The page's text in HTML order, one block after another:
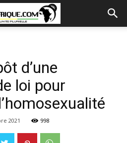
d’une
loi pour
2021 998